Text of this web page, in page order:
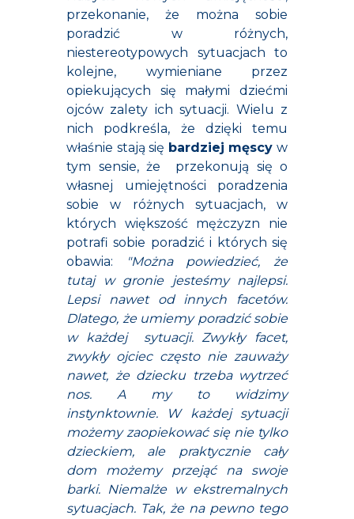
przekonanie, że można sobie
poradzić w różnych,
niestereotypowych sytuacjach to
kolejne, wymieniane przez
opiekujących się małymi dziećmi
ojców zalety ich sytuacji. Wielu z
nich podkreśla, że dzięki temu
właśnie stają się bardziej męscy w
tym sensie, że przekonują się o
własnej umiejętności poradzenia
sobie w różnych sytuacjach, w
których większość mężczyzn nie
potrafi sobie poradzić i których się
obawia:
"Można powiedzieć, że
tutaj w gronie jesteśmy najlepsi.
Lepsi nawet od innych facetów.
Dlatego, że umiemy poradzić sobie
w każdej sytuacji. Zwykły facet,
zwykły ojciec często nie zauważy
nawet, że dziecku trzeba wytrzeć
nos. A my to widzimy
instynktownie. W każdej sytuacji
możemy zaopiekować się nie tylko
dzieckiem, ale praktycznie cały
dom możemy przejąć na swoje
barki. Niemalże w ekstremalnych
sytuacjach. Tak, że na pewno tego